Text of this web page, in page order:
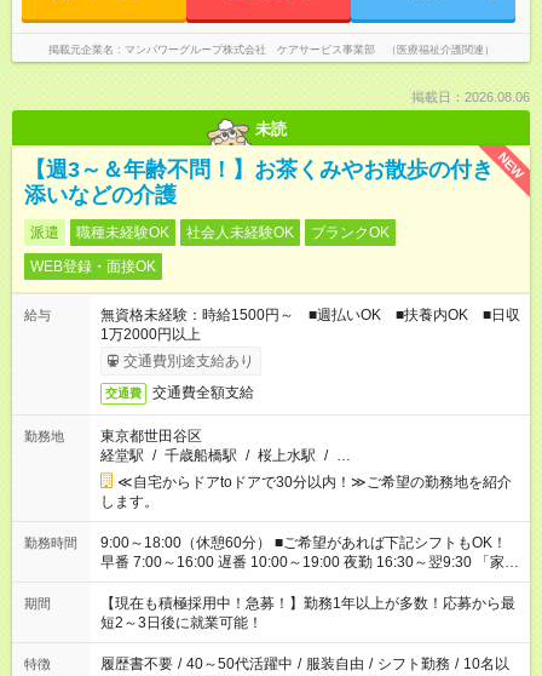
掲載元企業名 マンパワーグループ株式会社 ケアサービス事業部 （医療福祉介護関連）
掲載日：2026.08.06
未読
NEW
【週3～＆年齢不問！】お茶くみやお散歩の付き
添いなどの介護
派遣 職種未経験OK 社会人未経験OK
ブランクOK
WEB登録・面接OK
給与
無資格未経験：時給1500円～ ■週払いOK ■扶養内OK ■日収
1万2000円以上
交通費別途支給あり
交通費 交通費全額支給
勤務地
東京都世田谷区
経堂駅 / 千歳船橋駅 / 桜上水駅 / …
≪自宅からドアtoドアで30分以内！≫ご希望の勤務地を紹介
します。
勤務時間
9:00～18:00（休憩60分） ■ご希望があれば下記シフトもOK！
早番 7:00～16:00 遅番 10:00～19:00 夜勤 16:30～翌9:30 「家族
と休みを合わせたい」 「余裕を持って夕飯の準備がしたい」
「できれば残業はしたくない」 など、ご希望を教えてください
ね。 ※Wワーク希望の方へ 今ご覧のお仕事で希望する勤務時間
と、もう1つのお仕事の勤務時間。 合計で週40時間を超える場
合は応募できません。
期間
【現在も積極採用中！急募！】勤務1年以上が多数！応募から最
短2～3日後に就業可能！
特徴 履歴書不要 / 40～50代活躍中 / 服装自由 / シフト勤務 / 10名以